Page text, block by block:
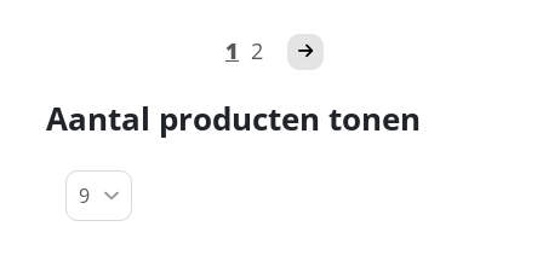
1 2
Aantal producten tonen